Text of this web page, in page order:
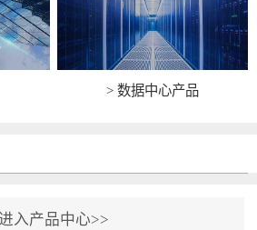
> 数据中心产品
入产品中心>>